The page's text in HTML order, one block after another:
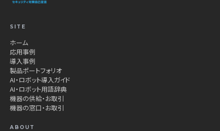
SITE
ホーム
応用事例
導入事例
製品ポートフォリオ
AI・ロボット導入ガイド
AI・ロボット用語辞典
機器の供給・お取引
機器の窓口・お取引
ABOUT